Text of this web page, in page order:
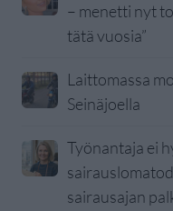
– menetti nyt
tätä vuosia”
Laittomassa
Seinäjoella
Työnantaja ei
sairausajan